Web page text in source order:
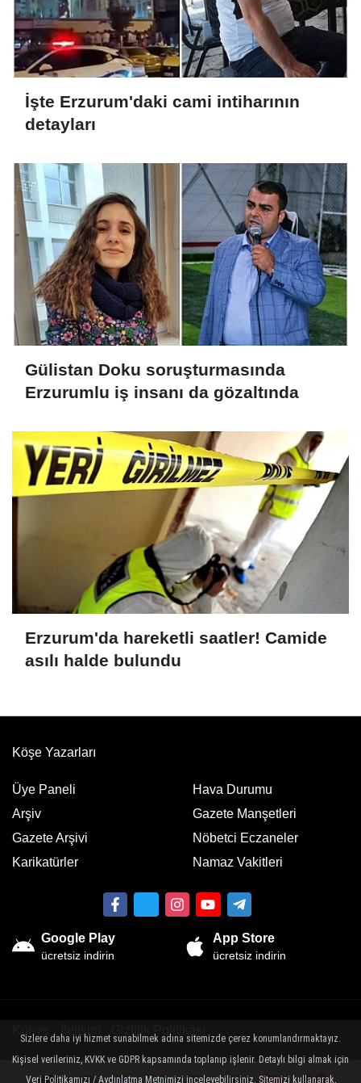
İşte Erzurum'daki cami intiharının
detayları
Gülistan Doku soruşturmasında
Erzurumlu iş insanı da gözaltında
Erzurum'da hareketli saatler! Camide
asılı halde bulundu
Köşe Yazarları
Üye Paneli
Arşiv
Gazete Arşivi
Karikatürler
Hava Durumu
Gazete Manşetleri
Nöbetci Eczaneler
Namaz Vakitleri
Google Play
ücretsiz indirin
App Store
ücretsiz indirin
Sitemizde bulunan yazı , video, fotoğraf ve haberlerin her hakkı saklıdır.
İzinsiz veya kaynak gösterilemeden kullanılamaz.
Sizlere daha iyi hizmet sunabilmek adına sitemizde çerez konumlandırmaktayız.
Kişisel verileriniz, KVKK ve GDPR kapsamında toplanıp işlenir. Detaylı bilgi almak için
Veri Politikamızı / Aydınlatma Metnimizi inceleyebilirsiniz. Sitemizi kullanarak,